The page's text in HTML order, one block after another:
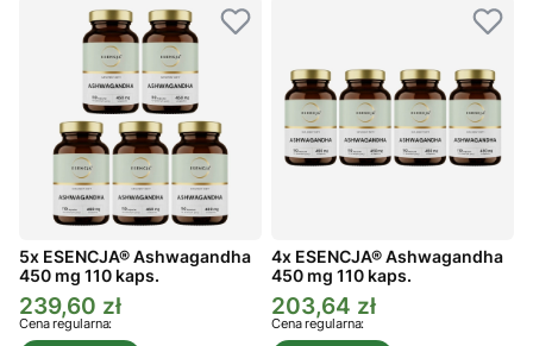
5x ESENCJA® Ashwagandha
450 mg 110 kaps.
Cena promocyjna
239,60 zł
Cena regularna:
4x ESENCJA® Ashwagandha
450 mg 110 kaps.
Cena promocyjna
203,64 zł
Cena regularna: